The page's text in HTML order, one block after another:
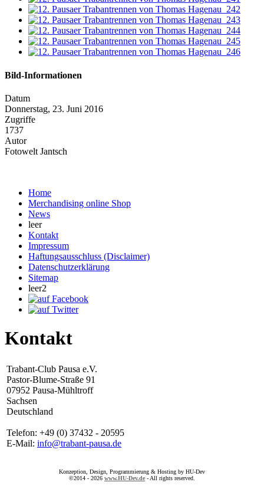
Bild-Informationen
Datum
Donnerstag, 23. Juni 2016
Zugriffe
1737
Autor
Fotowelt Jantsch
Home
Merchandising online Shop
News
leer
Kontakt
Impressum
Haftungsausschluss (Disclaimer)
Datenschutzerklärung
Sitemap
leer2
Kontakt
Trabant-Club Pausa e.V.
Pastor-Blume-Straße 91
07952 Pausa-Mühltroff
Sachsen
Deutschland
Telefon: +49 (0) 37432 - 20595
E-Mail: info@trabant-pausa.de
Konzeption, Design, Programmierung & Hosting by HU-Dev
©2014 - 2026 www.HU-Dev.de - All rights reserved.